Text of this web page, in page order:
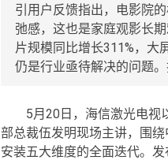
引用户反馈指出，电影院
弛感，这也是家庭观影长
片规模同比增长311%，大
仍是行业亟待解决的问题
5月20日，海信激光电视
部总裁伍发明现场主讲，围
安装五大维度的全面迭代。